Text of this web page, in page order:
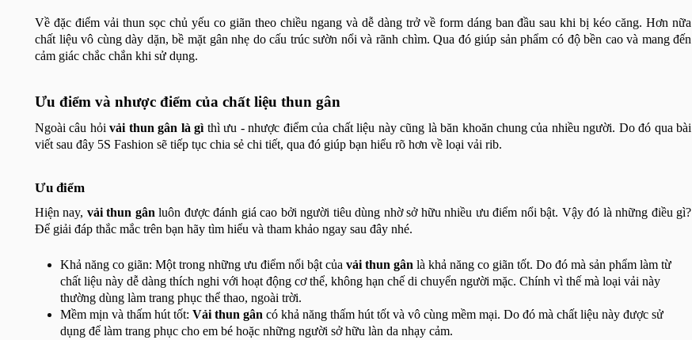
Về đặc điểm vải thun sọc chủ yếu co giãn theo chiều ngang và dễ dàng trở về form dáng ban đầu sau khi bị kéo căng. Hơn nữa
chất liệu vô cùng dày dặn, bề mặt gân nhẹ do cấu trúc sườn nổi và rãnh chìm. Qua đó giúp sản phẩm có độ bền cao và mang đến
cảm giác chắc chắn khi sử dụng.
Ưu điểm và nhược điểm của chất liệu thun gân
Ngoài câu hỏivải thun gân là gì thì ưu - nhược điểm của chất liệu này cũng là băn khoăn chung của nhiều người. Do đó qua bài
viết sau đây 5S Fashion sẽ tiếp tục chia sẻ chi tiết, qua đó giúp bạn hiểu rõ hơn về loại vải rib.
Ưu điểm
Hiện nay, vải thun gân luôn được đánh giá cao bởi người tiêu dùng nhờ sở hữu nhiều ưu điểm nổi bật. Vậy đó là những điều gì?
Để giải đáp thắc mắc trên bạn hãy tìm hiểu và tham khảo ngay sau đây nhé.
Khả năng co giãn: Một trong những ưu điểm nổi bật của vải thun gân là khả năng co giãn tốt. Do đó mà sản phẩm làm từ
chất liệu này dễ dàng thích nghi với hoạt động cơ thể, không hạn chế di chuyển người mặc. Chính vì thế mà loại vải này
thường dùng làm trang phục thể thao, ngoài trời.
Mềm mịn và thấm hút tốt: Vải thun gân có khả năng thấm hút tốt và vô cùng mềm mại. Do đó mà chất liệu này được sử
dụng để làm trang phục cho em bé hoặc những người sở hữu làn da nhạy cảm.